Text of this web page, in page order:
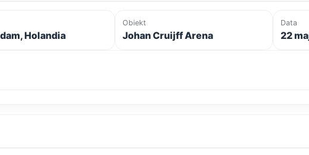
Holandia
Obiekt
Johan Cruijff Arena
Data
22